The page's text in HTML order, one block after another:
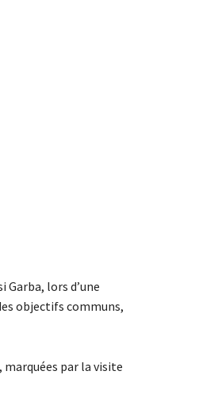
Garba, lors d’une
objectifs communs,
par la visite